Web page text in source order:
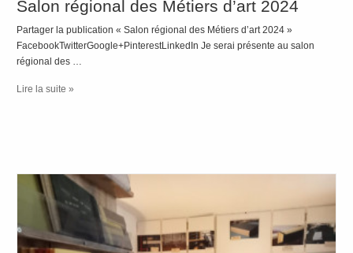
Salon régional des Métiers d’art 2024
Partager la publication « Salon régional des Métiers d’art 2024 »
FacebookTwitterGoogle+PinterestLinkedIn Je serai présente au salon
régional des …
Lire la suite »